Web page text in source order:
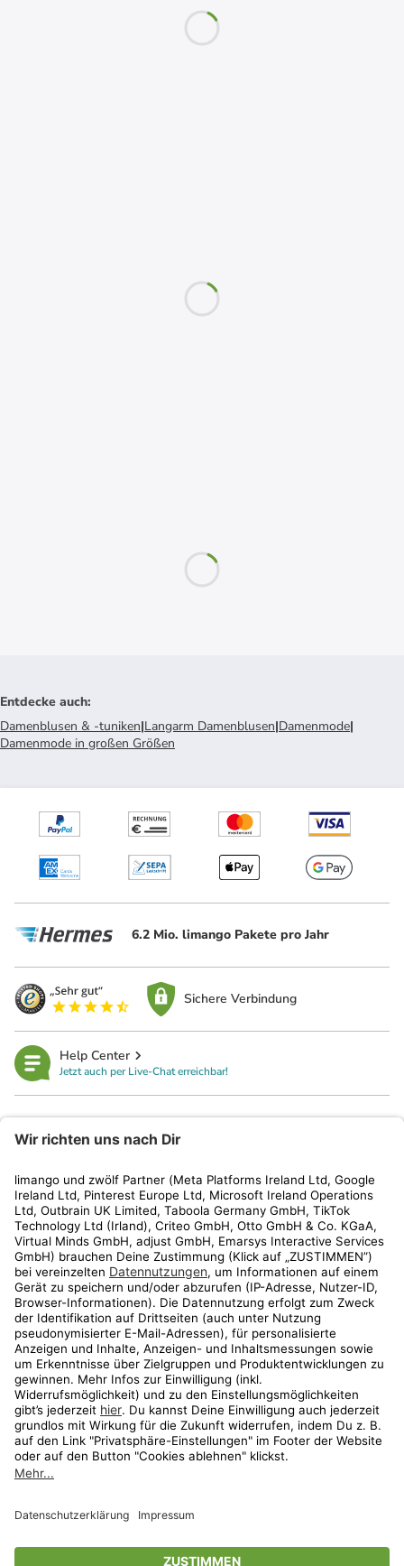
Entdecke auch:
Damenblusen & -tuniken|Langarm Damenblusen|Damenmode|
Damenmode in großen Größen
6.2 Mio. limango Pakete pro Jahr
Sichere Verbindung
Help Center
Jetzt auch per Live-Chat erreichbar!
Kundenservice
Shop
Aktionen
Travel